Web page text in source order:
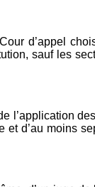
d’appel
sauf les
d’au moins